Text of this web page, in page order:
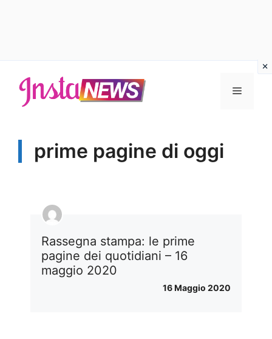
contenuto
Menu
prime pagine di oggi
Rassegna stampa: le prime
pagine dei quotidiani – 16
maggio 2020
16 Maggio 2020